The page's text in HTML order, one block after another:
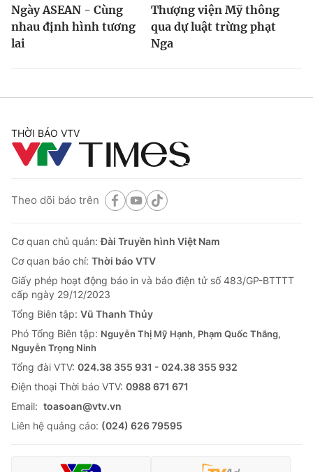
Ngày ASEAN - Cùng
nhau định hình tương
lai
Thượng viện Mỹ thông
qua dự luật trừng phạt
Nga
THỜI BÁO VTV
Theo dõi báo trên
Cơ quan chủ quản:Đài Truyền hình Việt Nam
Cơ quan báo chí: Thời báo VTV
Giấy phép hoạt động báo in và báo điện tử số 483/GP-BTTTT
cấp ngày 29/12/2023
Tổng Biên tập: Vũ Thanh Thủy
Phó Tổng Biên tập: Nguyễn Thị Mỹ Hạnh, Phạm Quốc Thắng,
Nguyễn Trọng Ninh
Tổng đài VTV: 024.38 355 931 - 024.38 355 932
Ðiện thoại Thời báo VTV: 0988 671 671
Email: toasoan@vtv.vn
Liên hệ quảng cáo: (024) 626 79595